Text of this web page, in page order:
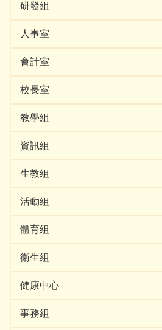
研發組
人事室
會計室
校長室
教學組
資訊組
生教組
活動組
體育組
衛生組
健康中心
事務組